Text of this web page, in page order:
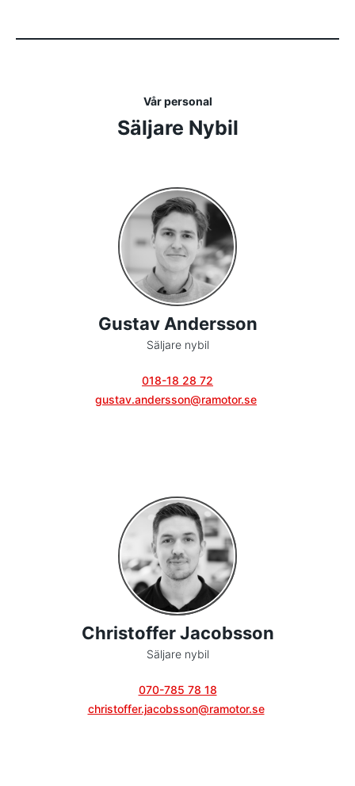
Vår personal
Säljare Nybil
Gustav Andersson
Säljare nybil
018-18 28 72
gustav.andersson@ramotor.se
Christoffer Jacobsson
Säljare nybil
070-785 78 18
christoffer.jacobsson@ramotor.se